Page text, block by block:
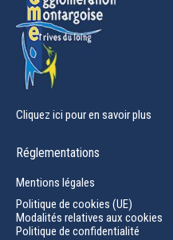
Cliquez ici pour en savoir plus
Réglementations
Mentions légales
Politique de cookies (UE)
Modalités relatives aux cookies
Politique de confidentialité